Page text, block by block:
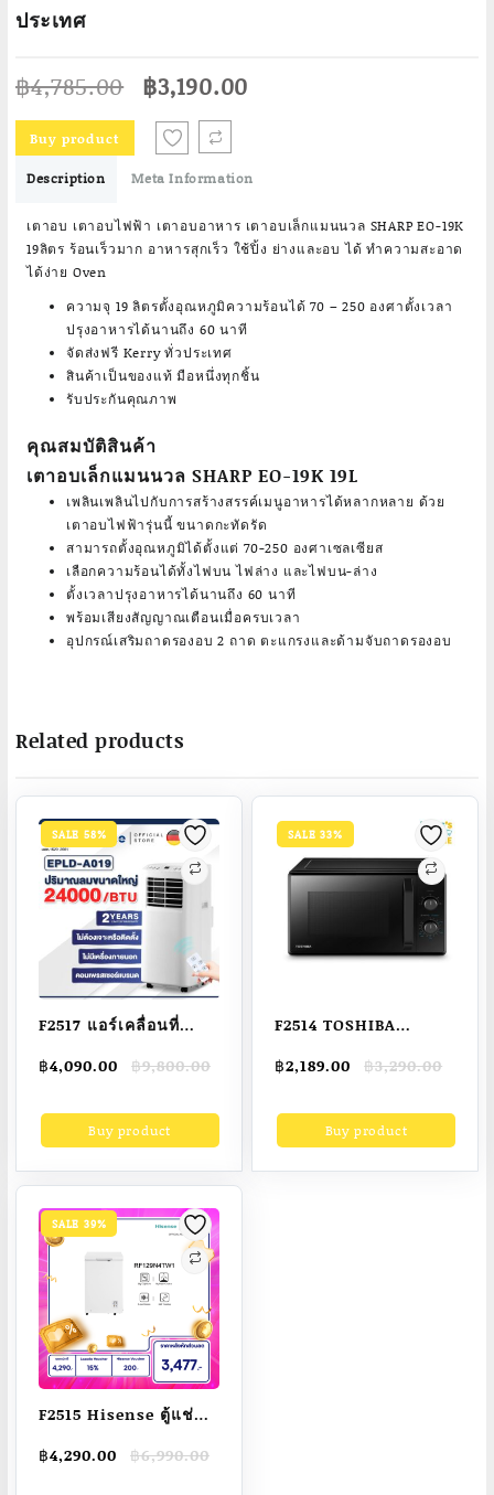
ประเทศ
฿4,785.00 Original
price
was:
฿4,785.00.
฿3,190.00
Buy product
Description Meta Information
เตาอบ เตาอบไฟฟ้า เตาอบอาหาร เตาอบเล็กแมนนวล SHARP EO-19K
19ลิตร ร้อนเร็วมาก อาหารสุกเร็ว ใช้ปิ้ง ย่างและอบ ได้ ทำความสะอาด
ได้ง่าย Oven
ความจุ 19 ลิตรตั้งอุณหภูมิความร้อนได้ 70 – 250 องศาตั้งเวลา
ปรุงอาหารได้นานถึง 60 นาที
จัดส่งฟรี Kerry ทั่วประเทศ
สินค้าเป็นของแท้ มือหนึ่งทุกชิ้น
รับประกันคุณภาพ
คุณสมบัติสินค้า
เตาอบเล็กแมนนวล SHARP EO-19K 19L
เพลินเพลินไปกับการสร้างสรรค์เมนูอาหารได้หลากหลาย ด้วย
เตาอบไฟฟ้ารุ่นนี้ ขนาดกะทัดรัด
สามารถตั้งอุณหภูมิได้ตั้งแต่ 70-250 องศาเซลเซียส
เลือกความร้อนได้ทั้งไฟบน ไฟล่าง และไฟบน-ล่าง
ตั้งเวลาปรุงอาหารได้นานถึง 60 นาที
พร้อมเสียงสัญญาณเตือนเมื่อครบเวลา
อุปกรณ์เสริมถาดรองอบ 2 ถาด ตะแกรงและด้ามจับถาดรองอบ
Related products
SALE 58%
F2517 แอร์เคลื่อนที่
แอร์ขนาดเล็ก Air
เบา เย็นเร็ว แอร์
เคลื่อนที่
฿9,800.00
Original
was:
฿9,800.00.
฿4,090.00
Current
is:
฿4,090.00.Buy product
SALE 33%
F2514 TOSHIBA
MW2-MM24PC(BK)
฿3,290.00
Original
was:
฿3,290.00.
฿2,189.00
Current
is:
฿2,189.00.Buy product
SALE 39%
F2515 Hisense ตู้แช่
RF129N4TW1 สีขาว
฿6,990.00
Original
฿4,290.00
Current